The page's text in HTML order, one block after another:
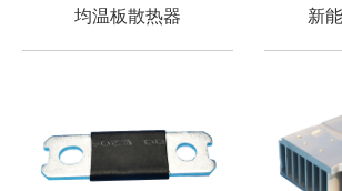
均温板散热器 新